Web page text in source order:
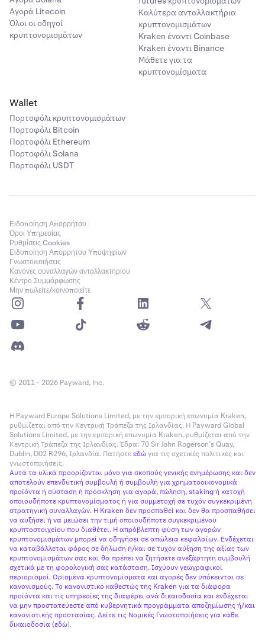
Αγορά Litecoin
Όλοι οι οδηγοί
κρυπτονομισμάτων
Καλύτερα ανταλλακτήρια
κρυπτονομισμάτων
Kraken έναντι Coinbase
Kraken έναντι Binance
Μάθετε για τα
κρυπτονομίσματα
Wallet
Πορτοφόλι κρυπτονομισμάτων
Πορτοφόλι Bitcoin
Πορτοφόλι Ethereum
Πορτοφόλι Solana
Πορτοφόλι USDT
Ειδοποίηση Απορρήτου
Όροι Υπηρεσίας
Ρυθμίσεις Cookies
Ειδοποίηση Απορρήτου Υποψηφίων
Γνωστοποιήσεις
Κανόνες συναλλαγών ανταλλακτηρίου
Κέντρο Συμμόρφωσης
Μην πωλείτε/κοινοποιείτε
© 2011 - 2026 Payward, Inc.
Η Payward Europe Solutions Limited, με την εμπορική επωνυμία Kraken,
ρυθμίζεται από την Κεντρική Τράπεζα της Ιρλανδίας. Η Payward Global
Solutions Limited, με την εμπορική επωνυμία Kraken, ρυθμίζεται από την
Κεντρική Τράπεζα της Ιρλανδίας. Έδρα: 70 Sir John Rogerson’s Quay,
Dublin, D02 R296, Ιρλανδία. Πατήστεεδώγια τις σχετικές πολιτικές και
γνωστοποιήσεις.
Αυτά τα υλικά προορίζονται μόνο για σκοπούς γενικής ενημέρωσης και δεν
αποτελούν επενδυτική συμβουλή ή συμβουλή για χρηματοοικονομικά
προϊόντα ή σύσταση ή πρόσκληση για αγορά, πώληση, staking ή κατοχή
οποιουδήποτε κρυπτονομίσματος ή για συμμετοχή σε τυχόν συγκεκριμένη
στρατηγική συναλλαγών. Η Kraken δεν προσπαθεί και δεν θα προσπαθήσει
να αυξήσει ή να μειώσει την τιμή οποιουδήποτε συγκεκριμένου
κρυπτοστοιχείου που διαθέτει. Η απρόβλεπτη φύση των αγορών
κρυπτονομισμάτων μπορεί να οδηγήσει σε απώλεια κεφαλαίων. Ενδέχεται
να καταβάλλεται φόρος σε δήλωση ή/και σε τυχόν αύξηση της αξίας των
κρυπτονομισμάτων σας και θα πρέπει να ζητήσετε ανεξάρτητη συμβουλή
σχετικά με τη φορολογική σας κατάσταση. Ισχύουν γεωγραφικοί
περιορισμοί. Ορισμένα κρυπτονομίσματα και αγορές δεν υπόκεινται σε
κανονισμούς. Το κανονιστικό καθεστώς της Kraken για τα διάφορα
προϊόντα και τις υπηρεσίες της διαφέρει ανά δικαιοδοσία και ενδέχεται
να μην προστατεύεστε από κυβερνητικά προγράμματα αποζημίωσης ή/και
κανονιστικής προστασίας. Δείτε τις Νομικές Γνωστοποιήσεις για κάθε
δικαιοδοσία (εδώ).